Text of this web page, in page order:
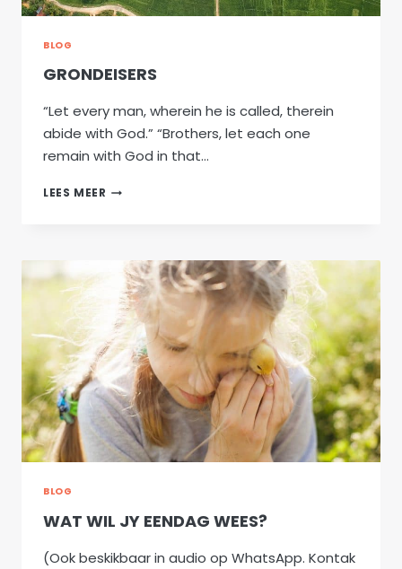
BLOG
GRONDEISERS
“Let every man, wherein he is called, therein
abide with God.” “Brothers, let each one
remain with God in that…
LEES MEER GRONDEISERS
BLOG
WAT WIL JY EENDAG WEES?
(Ook beskikbaar in audio op WhatsApp. Kontak